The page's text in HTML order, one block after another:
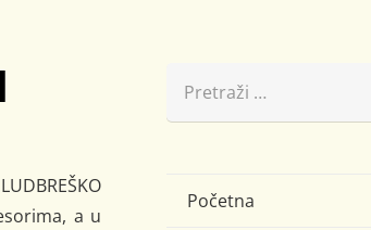
a u
Početna